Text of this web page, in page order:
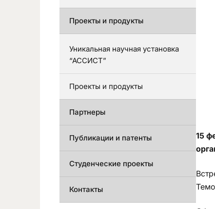
15
Проекты и продукты
Уникальная научная установка
“АССИСТ”
Проекты и продукты
Партнеры
Публикации и патенты
Студенческие проекты
Контакты